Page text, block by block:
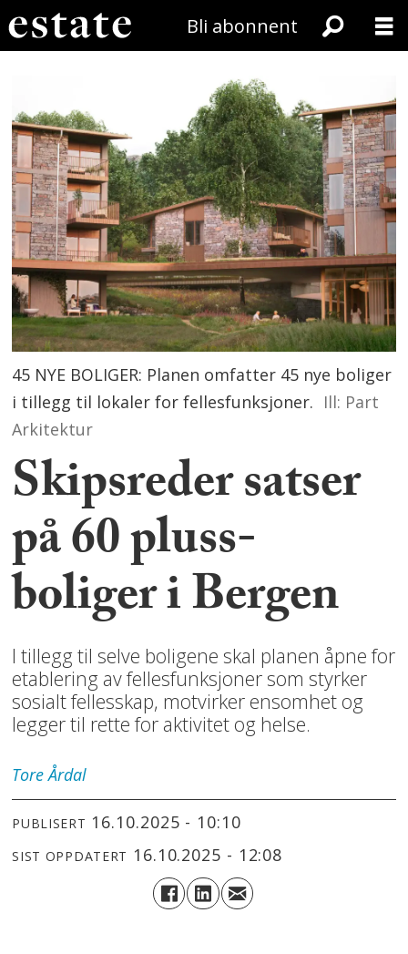
Bli abonnent
45 NYE BOLIGER: Planen omfatter 45 nye boliger
i tillegg til lokaler for fellesfunksjoner. Ill: Part
Arkitektur
Skipsreder satser
på 60 pluss-
boliger i Bergen
I tillegg til selve boligene skal planen åpne for
etablering av fellesfunksjoner som styrker
sosialt fellesskap, motvirker ensomhet og
legger til rette for aktivitet og helse.
Tore Årdal
PUBLISERT 16.10.2025 - 10:10
SIST OPPDATERT 16.10.2025 - 12:08